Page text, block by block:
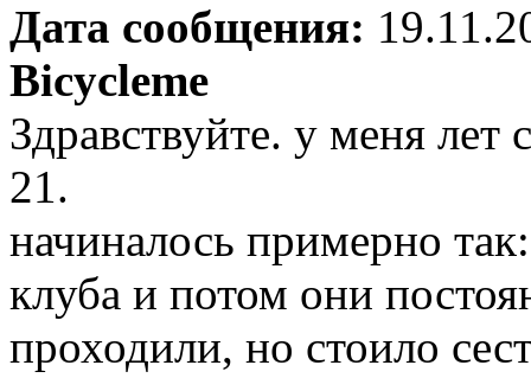
Дата сообщения:
Bicycleme
Здравствуйте. у меня лет
21.
начиналось примерно
клуба и потом они
проходили, но стоило